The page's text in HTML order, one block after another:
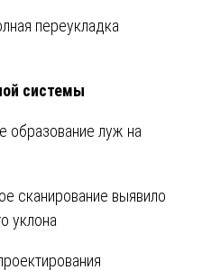
переукладка
системы
образование луж на
сканирование выявило
уклона